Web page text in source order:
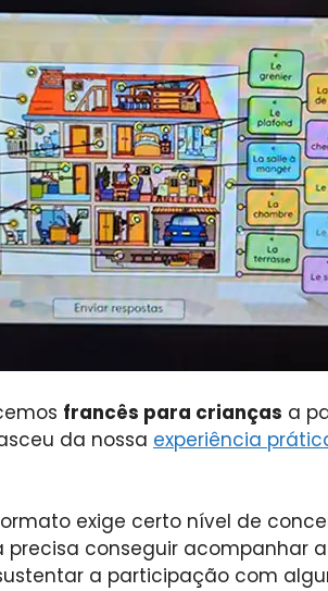
francês para crianças a
da nossa experiência
exige certo nível de
precisa conseguir acompanhar
a participação com